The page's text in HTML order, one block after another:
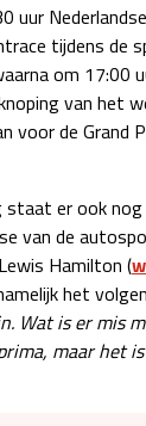
uur
tijdens de
om 17:00
van het
voor de
staat er ook
van de
Hamilton (
het
Wat is er mis
maar het